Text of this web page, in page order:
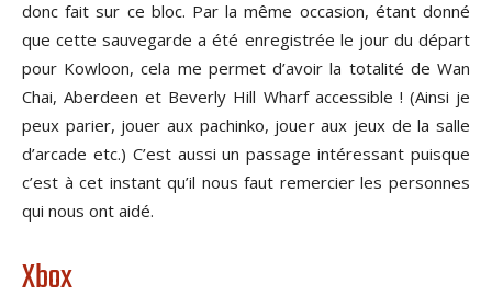
donc fait sur ce bloc. Par la même occasion, étant donné
que cette sauvegarde a été enregistrée le jour du départ
pour Kowloon, cela me permet d’avoir la totalité de Wan
Chai, Aberdeen et Beverly Hill Wharf accessible ! (Ainsi je
peux parier, jouer aux pachinko, jouer aux jeux de la salle
d’arcade etc.) C’est aussi un passage intéressant puisque
c’est à cet instant qu’il nous faut remercier les personnes
qui nous ont aidé.
Xbox